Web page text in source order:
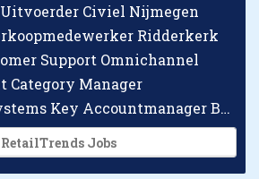
Civiel Nijmegen
Ridderkerk
Support Omnichannel
Category Manager
Checkpoint Systems Key Accountmanager Benelux
RetailTrends Jobs